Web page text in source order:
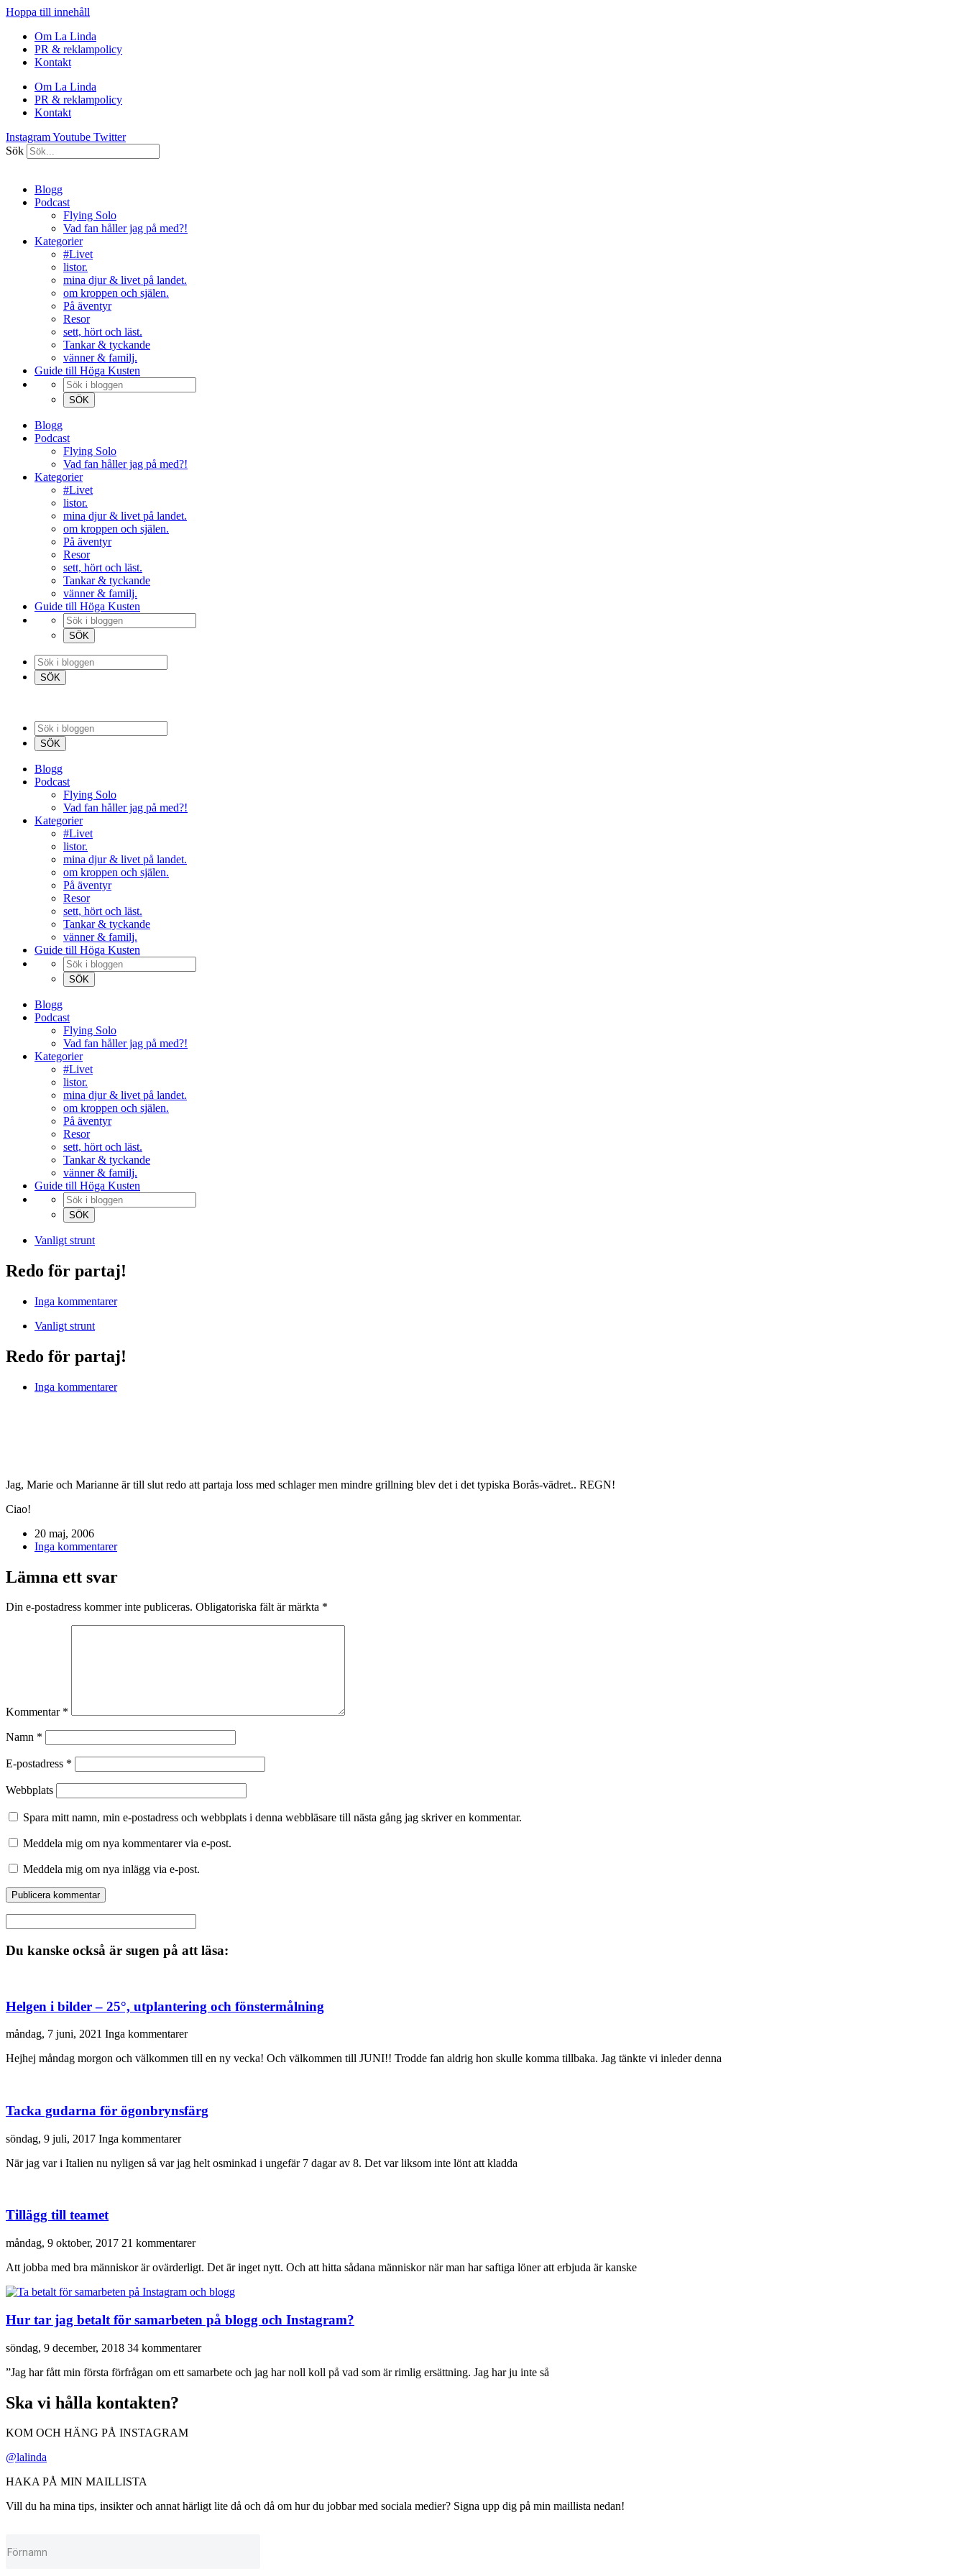
Hoppa till innehåll
Om La Linda
PR & reklampolicy
Kontakt
Om La Linda
PR & reklampolicy
Kontakt
InstagramYoutube Twitter
Sök
Blogg
Podcast
Flying Solo
Vad fan håller jag på med?!
Kategorier
#Livet
listor.
mina djur & livet på landet.
om kroppen och själen.
På äventyr
Resor
sett, hört och läst.
Tankar & tyckande
vänner & familj.
Guide till Höga Kusten
Blogg
Podcast
Flying Solo
Vad fan håller jag på med?!
Kategorier
#Livet
listor.
mina djur & livet på landet.
om kroppen och själen.
På äventyr
Resor
sett, hört och läst.
Tankar & tyckande
vänner & familj.
Guide till Höga Kusten
Blogg
Podcast
Flying Solo
Vad fan håller jag på med?!
Kategorier
#Livet
listor.
mina djur & livet på landet.
om kroppen och själen.
På äventyr
Resor
sett, hört och läst.
Tankar & tyckande
vänner & familj.
Guide till Höga Kusten
Blogg
Podcast
Flying Solo
Vad fan håller jag på med?!
Kategorier
#Livet
listor.
mina djur & livet på landet.
om kroppen och själen.
På äventyr
Resor
sett, hört och läst.
Tankar & tyckande
vänner & familj.
Guide till Höga Kusten
Vanligt strunt
Redo för partaj!
Inga kommentarer
Vanligt strunt
Redo för partaj!
Inga kommentarer
Jag, Marie och Marianne är till slut redo att partaja loss med schlager men mindre grillning blev det i det typiska Borås-vädret.. REGN!
Ciao!
20 maj, 2006
Inga kommentarer
Lämna ett svar
Din e-postadress kommer inte publiceras. Obligatoriska fält är märkta *
Kommentar *
Namn *
E-postadress *
Webbplats
Spara mitt namn, min e-postadress och webbplats i denna webbläsare till nästa gång jag skriver en kommentar.
Meddela mig om nya kommentarer via e-post.
Meddela mig om nya inlägg via e-post.
Du kanske också är sugen på att läsa:
Helgen i bilder – 25°, utplantering och fönstermålning
måndag, 7 juni, 2021 Inga kommentarer
Hejhej måndag morgon och välkommen till en ny vecka! Och välkommen till JUNI!! Trodde fan aldrig hon skulle komma tillbaka. Jag tänkte vi inleder denna
Tacka gudarna för ögonbrynsfärg
söndag, 9 juli, 2017 Inga kommentarer
När jag var i Italien nu nyligen så var jag helt osminkad i ungefär 7 dagar av 8. Det var liksom inte lönt att kladda
Tillägg till teamet
måndag, 9 oktober, 2017 21 kommentarer
Att jobba med bra människor är ovärderligt. Det är inget nytt. Och att hitta sådana människor när man har saftiga löner att erbjuda är kanske
Hur tar jag betalt för samarbeten på blogg och Instagram?
söndag, 9 december, 2018 34 kommentarer
”Jag har fått min första förfrågan om ett samarbete och jag har noll koll på vad som är rimlig ersättning. Jag har ju inte så
Ska vi hålla kontakten?
KOM OCH HÄNG PÅ INSTAGRAM
@lalinda
HAKA PÅ MIN MAILLISTA
Vill du ha mina tips, insikter och annat härligt lite då och då om hur du jobbar med sociala medier? Signa upp dig på min maillista nedan!